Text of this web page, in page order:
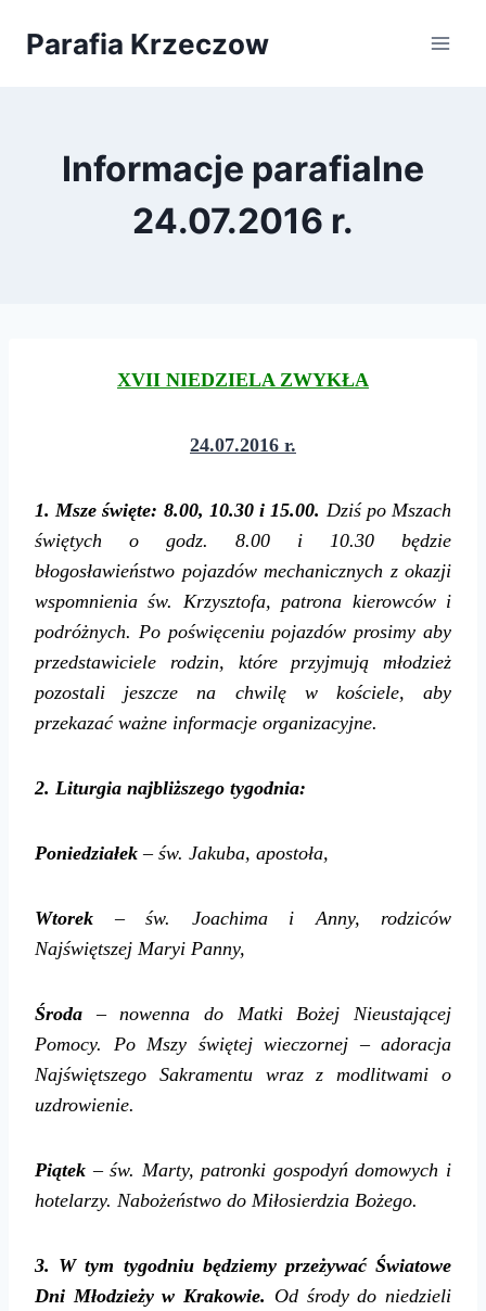
Parafia Krzeczow
Informacje parafialne
24.07.2016 r.
XVII NIEDZIELA ZWYKŁA
24.07.2016 r.
1. Msze święte: 8.00, 10.30 i 15.00. Dziś po Mszach
świętych o godz. 8.00 i 10.30 będzie
błogosławieństwo pojazdów mechanicznych z okazji
wspomnienia św. Krzysztofa, patrona kierowców i
podróżnych. Po poświęceniu pojazdów prosimy aby
przedstawiciele rodzin, które przyjmują młodzież
pozostali jeszcze na chwilę w kościele, aby
przekazać ważne informacje organizacyjne.
2. Liturgia najbliższego tygodnia:
Poniedziałek – św. Jakuba, apostoła,
Wtorek – św. Joachima i Anny, rodziców
Najświętszej Maryi Panny,
Środa – nowenna do Matki Bożej Nieustającej
Pomocy. Po Mszy świętej wieczornej – adoracja
Najświętszego Sakramentu wraz z modlitwami o
uzdrowienie.
Piątek – św. Marty,patronki gospodyń domowych i
hotelarzy. Nabożeństwo do Miłosierdzia Bożego.
3. W tym tygodniu będziemy przeżywać Światowe
Dni Młodzieży w Krakowie. Od środy do niedzieli